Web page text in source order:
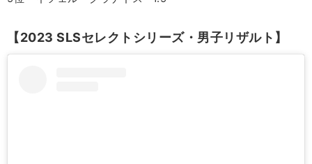
【2023 SLSセレクトシリーズ・男子リザルト】